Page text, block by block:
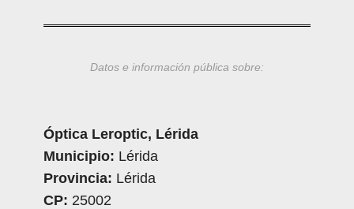
Datos e información pública sobre:
Óptica Leroptic, Lérida
Municipio: Lérida
Provincia: Lérida
CP: 25002